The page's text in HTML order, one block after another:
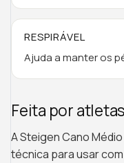
RESPIRÁVEL
Ajuda a manter os
Feita por
A Steigen Cano
técnica para usar